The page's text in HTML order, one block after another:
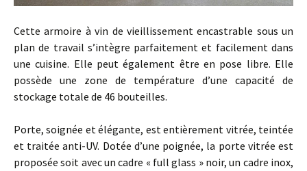
Cette armoire à vin de vieillissement encastrable sous un
plan de travail s’intègre parfaitement et facilement dans
une cuisine. Elle peut également être en pose libre. Elle
possède une zone de température d’une capacité de
stockage totale de 46 bouteilles.
Porte, soignée et élégante, est entièrement vitrée, teintée
et traitée anti-UV. Dotée d’une poignée, la porte vitrée est
proposée soit avec un cadre « full glass » noir, un cadre inox,